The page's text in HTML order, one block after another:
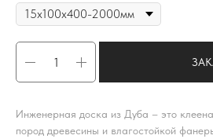
Инженерная доска из Дуба – это
пород древесины и влагостойкой